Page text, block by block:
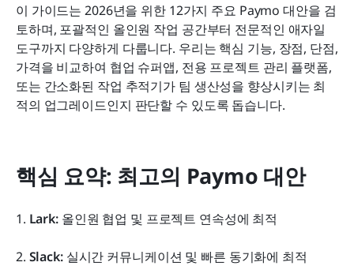
이 가이드는 2026년을 위한 12가지 주요 Paymo 대안을 검
토하며, 포괄적인 올인원 작업 공간부터 전문적인 애자일
도구까지 다양하게 다룹니다. 우리는 핵심 기능, 장점, 단점,
가격을 비교하여 협업 슈퍼앱, 전용 프로젝트 관리 플랫폼,
또는 간소화된 작업 추적기가 팀 생산성을 향상시키는 최
적의 업그레이드인지 판단할 수 있도록 돕습니다.
핵심 요약: 최고의 Paymo 대안
1. Lark: 올인원 협업 및 프로젝트 연속성에 최적
2. Slack: 실시간 커뮤니케이션 및 빠른 동기화에 최적